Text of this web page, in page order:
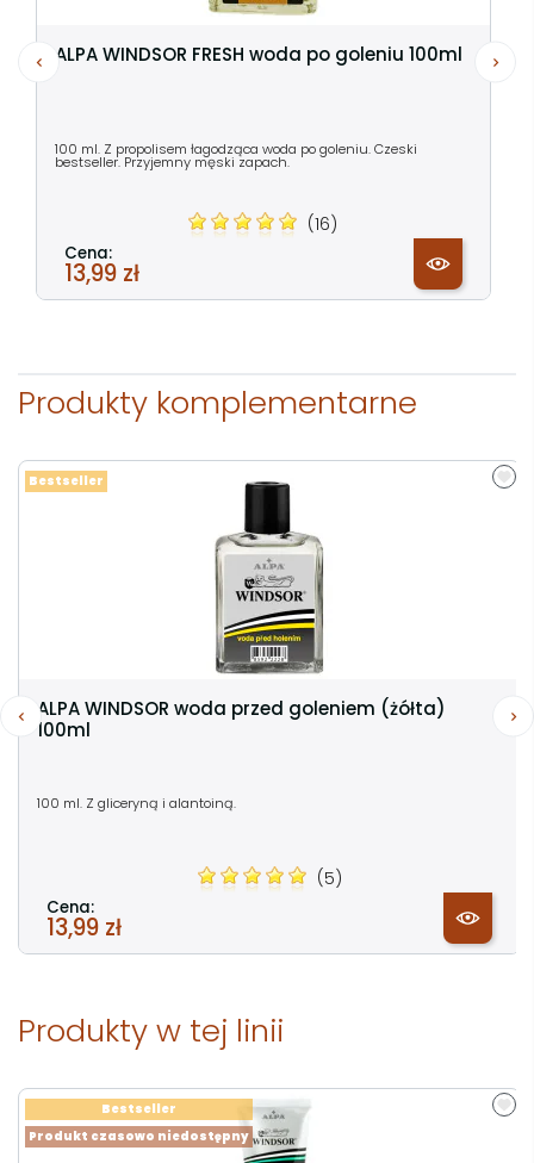
ALPA WINDSOR FRESH woda po goleniu 100ml
100 ml. Z propolisem łagodząca woda po goleniu. Czeski
bestseller. Przyjemny męski zapach.
(16)
Cena:
13,99 zł
Produkty komplementarne
ALPA WINDSOR woda przed goleniem (żółta)
100ml
100 ml. Z gliceryną i alantoiną.
(5)
Cena:
13,99 zł
Bestseller
Produkty w tej linii
Produkt czasowo niedostępny
Bestseller